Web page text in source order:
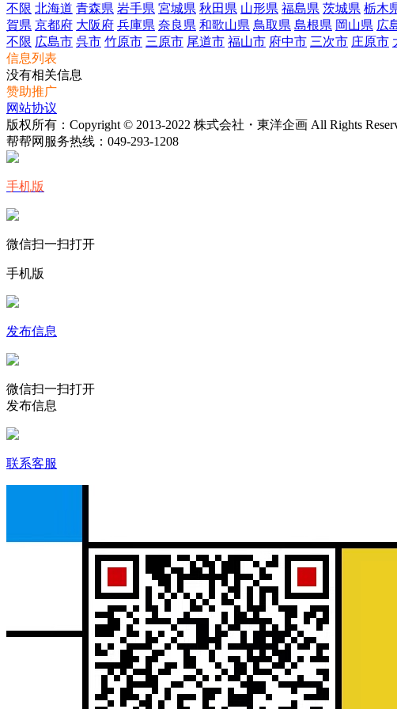
不限 北海道 青森県 岩手県 宮城県 秋田県 山形県 福島県 茨城県 栃木
賀県 京都府 大阪府 兵庫県 奈良県 和歌山県 鳥取県 島根県 岡山県 広
不限 広島市 呉市 竹原市 三原市 尾道市 福山市 府中市 三次市 庄原市
信息列表
没有相关信息
赞助推广
网站协议
版权所有：Copyright © 2013-2022 株式会社・東洋企画 All Rights
帮帮网服务热线： 049-293-1208
手机版
微信扫一扫打开
手机版
发布信息
微信扫一扫打开
发布信息
联系客服